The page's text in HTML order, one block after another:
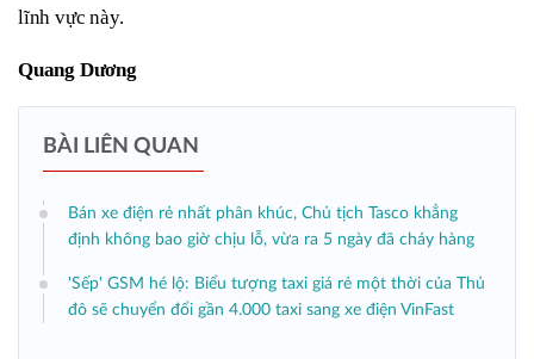
lĩnh vực này.
Quang Dương
BÀI LIÊN QUAN
Bán xe điện rẻ nhất phân khúc, Chủ tịch Tasco khẳng
định không bao giờ chịu lỗ, vừa ra 5 ngày đã cháy hàng
'Sếp' GSM hé lộ: Biểu tượng taxi giá rẻ một thời của Thủ
đô sẽ chuyển đổi gần 4.000 taxi sang xe điện VinFast